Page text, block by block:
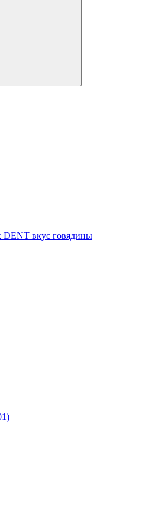
вкус говядины